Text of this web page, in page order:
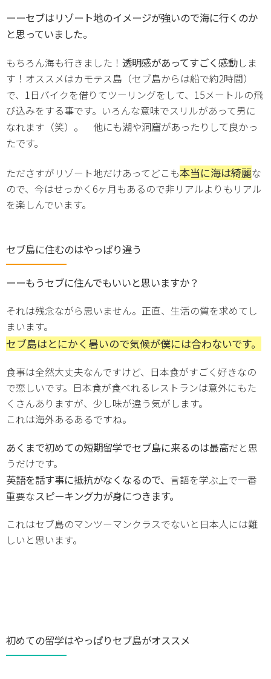
ーーセブはリゾート地のイメージが強いので海に行くのか
と思っていました。
もちろん海も行きました！ 透明感があってすごく感動しま
す！オススメはカモテス島（セブ島からは船で約2時間）
で、 1 日バイクを借りてツーリングをして、 15メートルの飛
び込みをする事です。いろんな意味でスリルがあって男に
なれます（笑） 。 他にも湖や洞窟があったりして良かっ
たです。
たださすがリゾート地だけあってどこも本当に海は綺麗な
ので、今はせっかく6ヶ月もあるので非リアルよりもリアル
を楽しんでいます。
セブ島に住むのはやっぱり違う
ーーもうセブに住んでもいいと思いますか？
それは残念ながら思いません。正直、生活の質を求めてし
まいます。
セブ島はとにかく暑いので気候が僕には合わないです。
食事は全然大丈夫なんですけど、日本食がすごく好きなの
で恋しいです。日本食が食べれるレストランは意外にもた
くさんありますが、少し味が違う気がします。
これは海外あるあるですね。
あくまで初めての短期留学でセブ島に来るのは最高だと思
うだけです。
英語を話す事に抵抗がなくなるので、 言語を学ぶ上で一番
重要なスピーキング力が身につきます。
これはセブ島のマンツーマンクラスでないと日本人には難
しいと思います。
初めての留学はやっぱりセブ島がオススメ